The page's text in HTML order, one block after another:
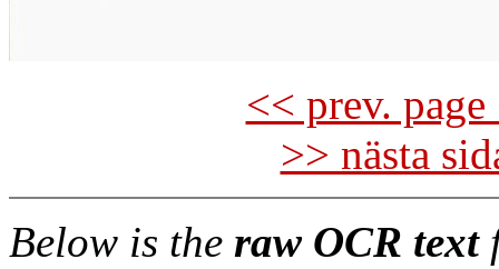
<< prev.
>> nästa
Below is the raw OCR text